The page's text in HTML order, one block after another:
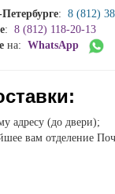
: 8 (812)
: 8 (812) 118-20-13
на: WhatsApp
адресу (до двери);
вам отделение